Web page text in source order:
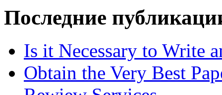
Последние
Is it Necessary to Write
Obtain the Very Best